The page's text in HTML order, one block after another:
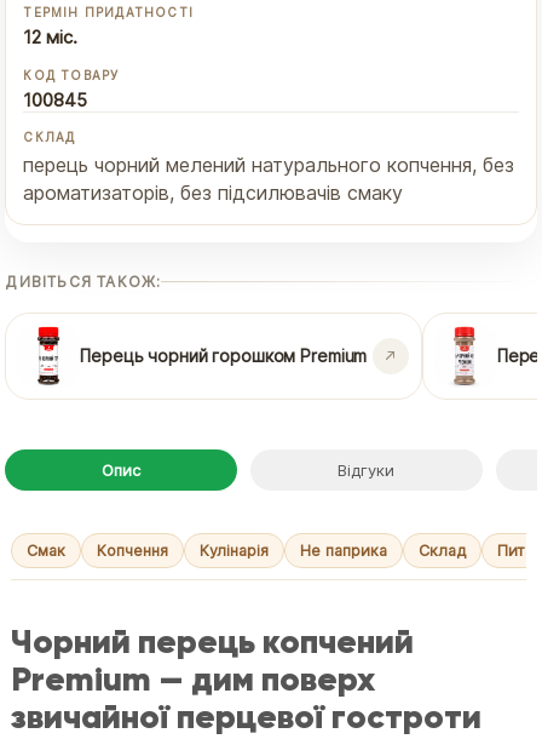
ТЕРМІН ПРИДАТНОСТІ
12 міс.
КОД ТОВАРУ
100845
СКЛАД
перець чорний мелений натурального копчення, без
ароматизаторів, без підсилювачів смаку
ДИВІТЬСЯ ТАКОЖ:
Перець чорний горошком Premium
Опис Відгуки
Смак Копчення Кулінарія Не паприка Склад
Чорний перець копчений
Premium — дим поверх
звичайної перцевої гостроти